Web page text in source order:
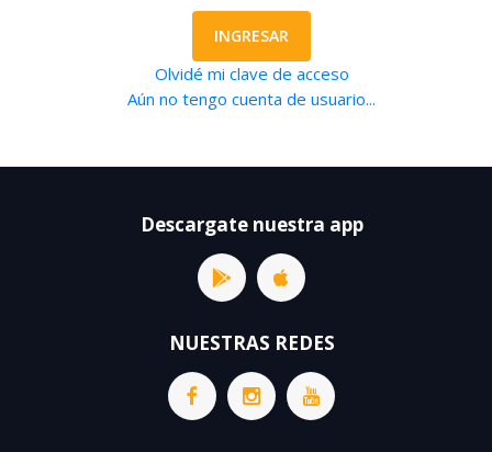
INGRESAR
Olvidé mi clave de acceso
Aún no tengo cuenta de usuario...
Descargate nuestra app
NUESTRAS REDES